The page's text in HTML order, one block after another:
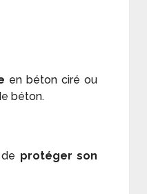
en béton ciré ou
béton.
protéger son